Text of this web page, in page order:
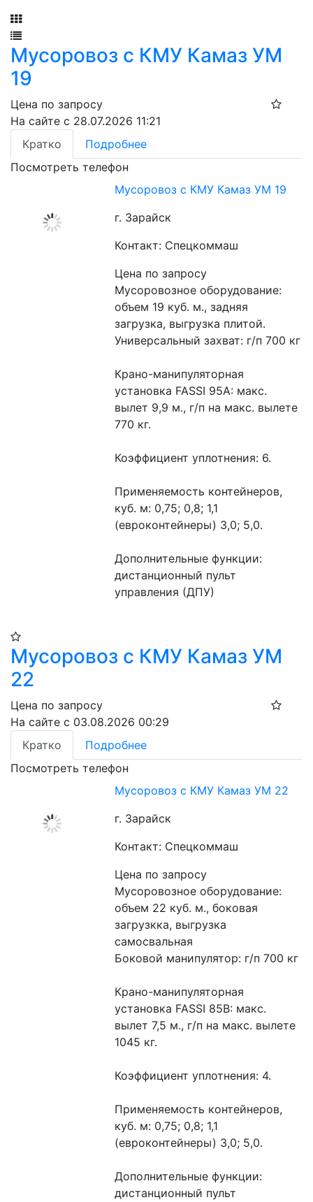
Мусоровоз с КМУ Камаз УМ
19
Цена по запросу
На сайте с 28.07.2026 11:21
Кратко
Подробнее
Посмотреть телефон
Мусоровоз с КМУ Камаз УМ 19
г. Зарайск
Контакт: Спецкоммаш
Цена по запросу
Мусоровозное оборудование:
объем 19 куб. м., задняя
загрузка, выгрузка плитой.
Универсальный захват: г/п 700 кг
Крано-манипуляторная
установка FASSI 95А: макс.
вылет 9,9 м., г/п на макс. вылете
770 кг.
Коэффициент уплотнения: 6.
Применяемость контейнеров,
куб. м: 0,75; 0,8; 1,1
(евроконтейнеры) 3,0; 5,0.
Дополнительные функции:
дистанционный пульт
управления (ДПУ)
Мусоровоз с КМУ Камаз УМ
22
Цена по запросу
На сайте с 03.08.2026 00:29
Кратко
Подробнее
Посмотреть телефон
Мусоровоз с КМУ Камаз УМ 22
г. Зарайск
Контакт: Спецкоммаш
Цена по запросу
Мусоровозное оборудование:
объем 22 куб. м., боковая
загрузкка, выгрузка
самосвальная
Боковой манипулятор: г/п 700 кг
Крано-манипуляторная
установка FASSI 85B: макс.
вылет 7,5 м., г/п на макс. вылете
1045 кг.
Коэффициент уплотнения: 4.
Применяемость контейнеров,
куб. м: 0,75; 0,8; 1,1
(евроконтейнеры) 3,0; 5,0.
Дополнительные функции:
дистанционный пульт